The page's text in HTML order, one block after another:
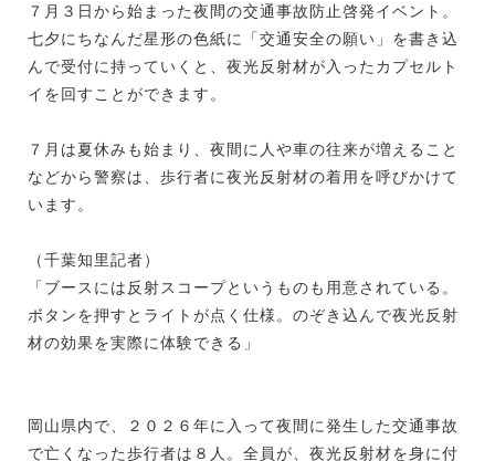
７月３日から始まった夜間の交通事故防止啓発イベント。
七夕にちなんだ星形の色紙に「交通安全の願い」を書き込
んで受付に持っていくと、夜光反射材が入ったカプセルト
イを回すことができます。
７月は夏休みも始まり、夜間に人や車の往来が増えること
などから警察は、歩行者に夜光反射材の着用を呼びかけて
います。
（千葉知里記者）
「ブースには反射スコープというものも用意されている。
ボタンを押すとライトが点く仕様。のぞき込んで夜光反射
材の効果を実際に体験できる」
岡山県内で、２０２６年に入って夜間に発生した交通事故
で亡くなった歩行者は８人。全員が、夜光反射材を身に付